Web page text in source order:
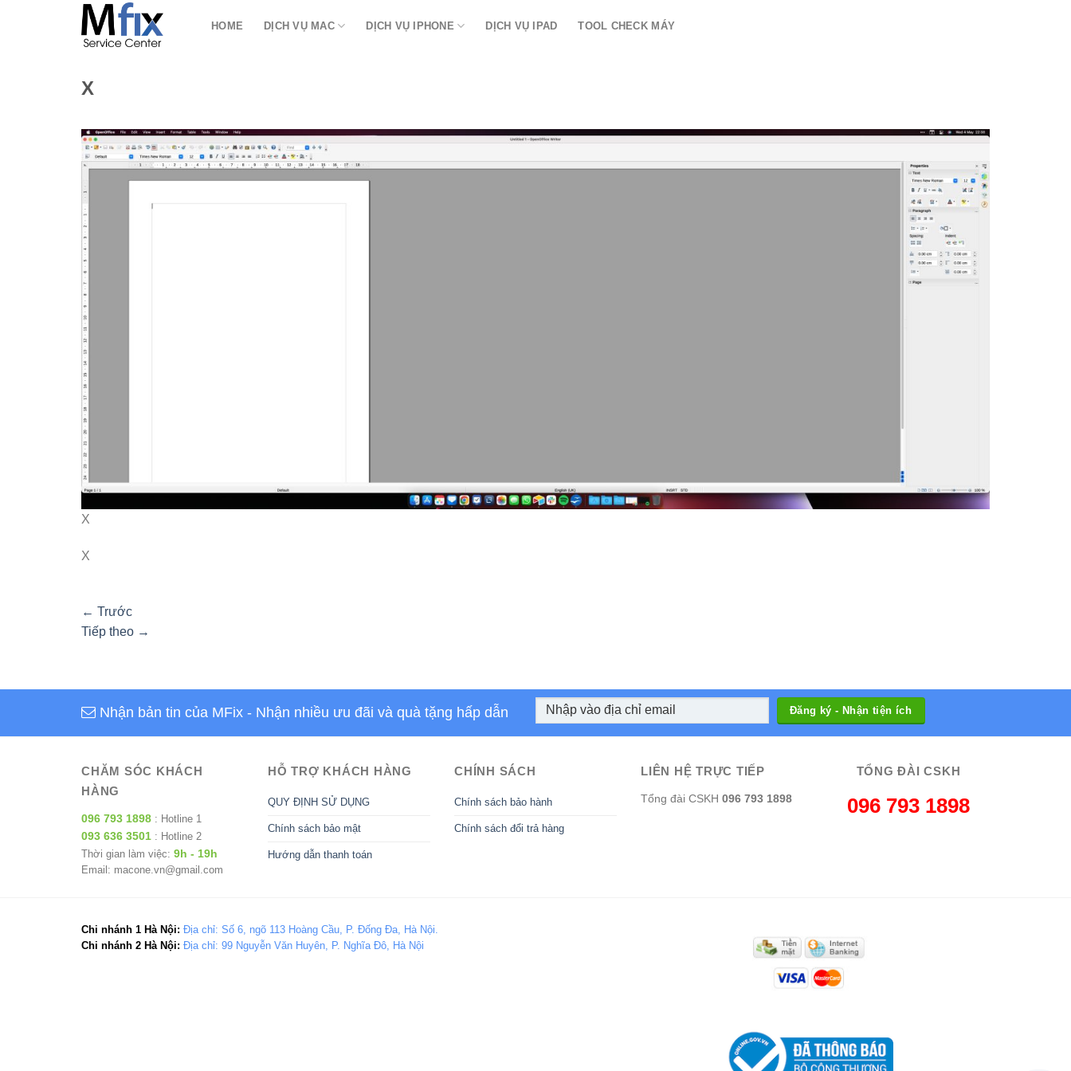
HOME DỊCH VỤ MAC DỊCH VỤ IPHONE DỊCH VỤ IPAD TOOL CHECK MÁY
X
X
X
← Trước
Tiếp theo →
Nhận bản tin của MFix - Nhận nhiều ưu đãi và quà tặng hấp dẫn
CHĂM SÓC KHÁCH
HÀNG
096 793 1898 : Hotline 1
093 636 3501 : Hotline 2
Thời gian làm việc: 9h - 19h
Email: macone.vn@gmail.com
HỖ TRỢ KHÁCH HÀNG
QUY ĐỊNH SỬ DỤNG
Chính sách bảo mật
Hướng dẫn thanh toán
CHÍNH SÁCH
Chính sách bảo hành
Chính sách đổi trả hàng
LIÊN HỆ TRỰC TIẾP
Tổng đài CSKH 096 793 1898
TỔNG ĐÀI CSKH
096 793 1898
Chi nhánh 1 Hà Nội: Địa chỉ: Số 6, ngõ 113 Hoàng Cầu, P. Đống Đa, Hà Nội.
Chi nhánh 2 Hà Nội: Địa chỉ: 99 Nguyễn Văn Huyên, P. Nghĩa Đô, Hà Nội